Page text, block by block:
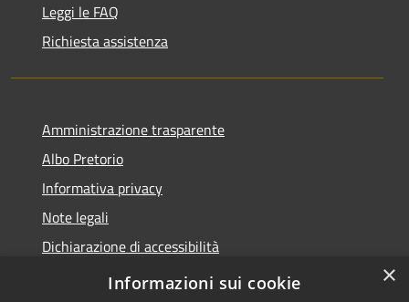
Leggi le FAQ
Richiesta assistenza
Amministrazione trasparente
Albo Pretorio
Informativa privacy
Note legali
Dichiarazione di accessibilità
Piano di miglioramento dei servizi
×
Informazioni sui cookie